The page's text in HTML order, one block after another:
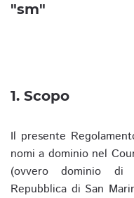
"sm"
1. Scopo
Il presente
nomi a dominio nel
(ovvero dominio di
Repubblica di San